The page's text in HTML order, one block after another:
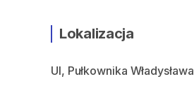
Lokalizacja
Ul, Pułkownika